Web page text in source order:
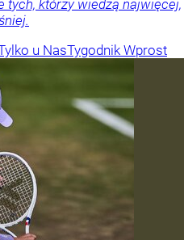
tych, którzy wiedzą najwięcej,
u NasTygodnik Wprost